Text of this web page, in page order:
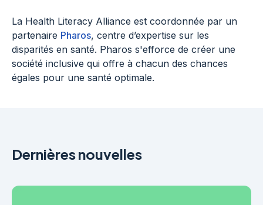
La Health Literacy Alliance est coordonnée par un
partenaire Pharos, centre d’expertise sur les
disparités en santé. Pharos s'efforce de créer une
société inclusive qui offre à chacun des chances
égales pour une santé optimale.
Dernières nouvelles